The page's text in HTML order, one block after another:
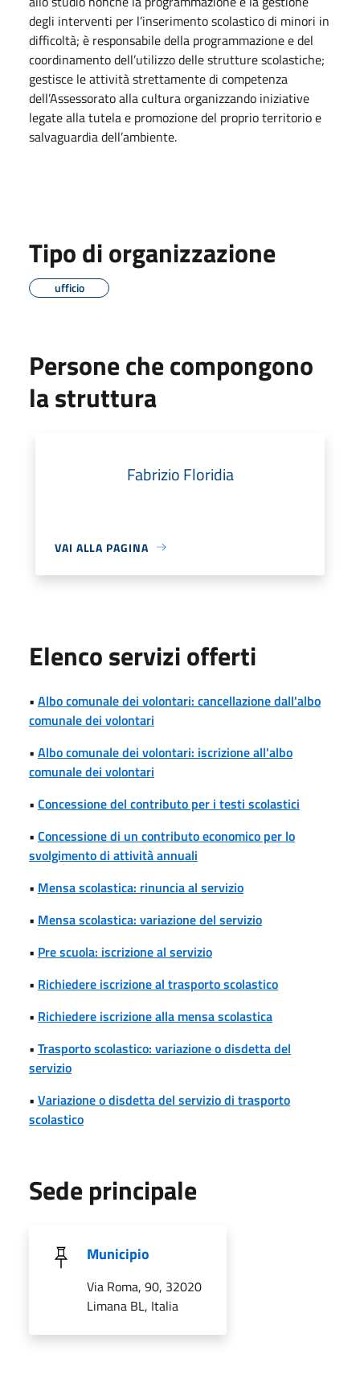
degli interventi per l’inserimento scolastico di minori in
difficoltà; è responsabile della programmazione e del
coordinamento dell’utilizzo delle strutture scolastiche;
gestisce le attività strettamente di competenza
dell’Assessorato alla cultura organizzando iniziative
legate alla tutela e promozione del proprio territorio e
salvaguardia dell’ambiente.
Tipo di organizzazione
ufficio
Persone che compongono
la struttura
Fabrizio Floridia
VAI ALLA PAGINA
Elenco servizi offerti
• Albo comunale dei volontari: cancellazione dall'albo
comunale dei volontari
• Albo comunale dei volontari: iscrizione all'albo
comunale dei volontari
• Concessione del contributo per i testi scolastici
• Concessione di un contributo economico per lo
svolgimento di attività annuali
• Mensa scolastica: rinuncia al servizio
• Mensa scolastica: variazione del servizio
• Pre scuola: iscrizione al servizio
• Richiedere iscrizione al trasporto scolastico
• Richiedere iscrizione alla mensa scolastica
• Trasporto scolastico: variazione o disdetta del
servizio
• Variazione o disdetta del servizio di trasporto
scolastico
Sede principale
Municipio
Via Roma, 90, 32020
Limana BL, Italia